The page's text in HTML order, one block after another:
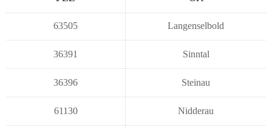
63505 Langenselbold
36391 Sinntal
36396 Steinau
61130 Nidderau